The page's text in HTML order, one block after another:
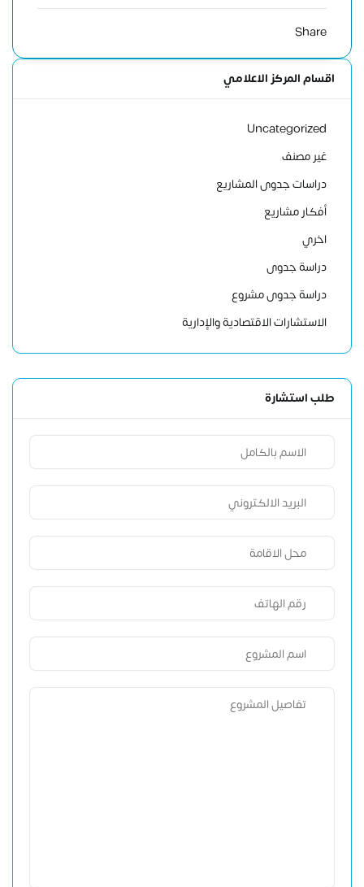
Share
اقسام المركز الاعلامي
Uncategorized
غير مصنف
دراسات جدوى المشاريع
أفكار مشاريع
اخري
دراسة جدوى
دراسة جدوى مشروع
الاستشارات الاقتصادية والإدارية
طلب استشارة